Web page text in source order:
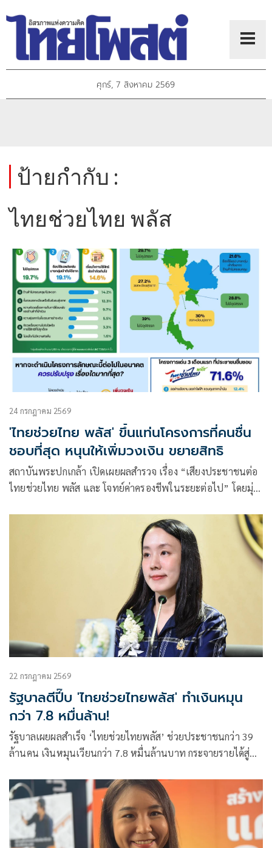
ศุกร์, 7 สิงหาคม 2569
ป้ายกำกับ :
ไทยช่วยไทย พลัส
24 กรกฎาคม 2569
'ไทยช่วยไทย พลัส' ขึ้นแท่นโครงการที่คนชื่น
ชอบที่สุด หนุนให้เพิ่มวงเงิน ขยายสิทธิ
สถาบันพระปกเกล้า เปิดเผยผลสำรวจ เรื่อง “เสียงประชาชนต่อ
ไทยช่วยไทย พลัส และ โจทย์ค่าครองชีพในระยะต่อไป” โดยมุ่ง
วิชาการ ไม่มุ่งเน้นให้เกิดการชี้นำการเมือง แต่จัดทำเพื่อ “ฟัง”
22 กรกฎาคม 2569
รัฐบาลตีปี๊บ 'ไทยช่วยไทยพลัส' ทำเงินหมุน
กว่า 7.8 หมื่นล้าน!
รัฐบาลเผยผลสำเร็จ ‘ไทยช่วยไทยพลัส’ ช่วยประชาชนกว่า 39
ล้านคน เงินหมุนเวียนกว่า 7.8 หมื่นล้านบาท กระจายรายได้สู่